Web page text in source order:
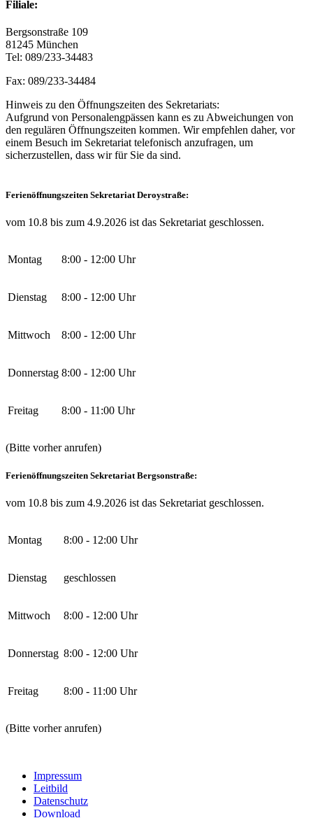
Filiale:
Bergsonstraße 109
81245 München
Tel: 089/233-34483
Fax: 089/233-34484
Hinweis zu den Öffnungszeiten des Sekretariats:
Aufgrund von Personalengpässen kann es zu Abweichungen von
den regulären Öffnungszeiten kommen. Wir empfehlen daher, vor
einem Besuch im Sekretariat telefonisch anzufragen, um
sicherzustellen, dass wir für Sie da sind.
Ferienöffnungszeiten Sekretariat Deroystraße:
vom 10.8 bis zum 4.9.2026 ist das Sekretariat geschlossen.
Montag 8:00 - 12:00 Uhr
Dienstag 8:00 - 12:00 Uhr
Mittwoch 8:00 - 12:00 Uhr
Donnerstag 8:00 - 12:00 Uhr
Freitag 8:00 - 11:00 Uhr
(Bitte vorher anrufen)
Ferienöffnungszeiten Sekretariat Bergsonstraße:
vom 10.8 bis zum 4.9.2026 ist das Sekretariat geschlossen.
Montag 8:00 - 12:00 Uhr
Dienstag geschlossen
Mittwoch 8:00 - 12:00 Uhr
Donnerstag 8:00 - 12:00 Uhr
Freitag 8:00 - 11:00 Uhr
(Bitte vorher anrufen)
Impressum
Leitbild
Datenschutz
Download